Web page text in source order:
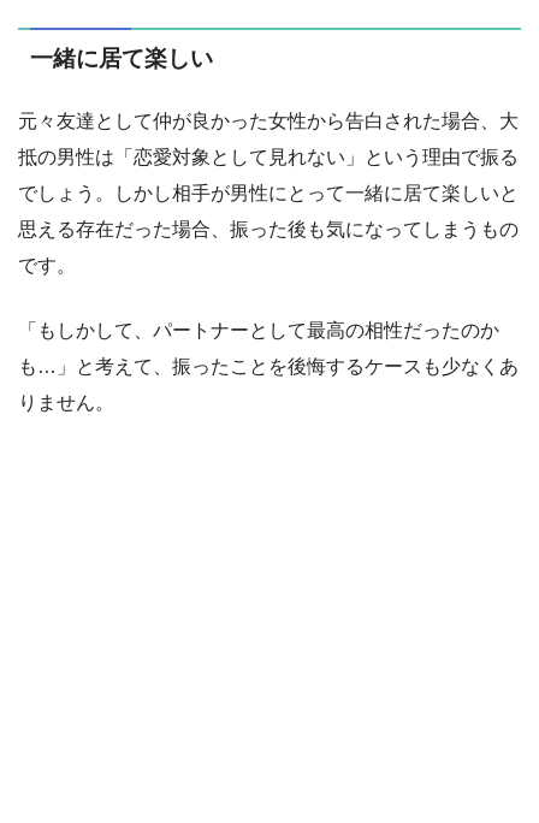
一緒に居て楽しい
元々友達として仲が良かった女性から告白された場合、大
抵の男性は「恋愛対象として見れない」という理由で振る
でしょう。しかし相手が男性にとって一緒に居て楽しいと
思える存在だった場合、振った後も気になってしまうもの
です。
「もしかして、パートナーとして最高の相性だったのか
も…」と考えて、振ったことを後悔するケースも少なくあ
りません。